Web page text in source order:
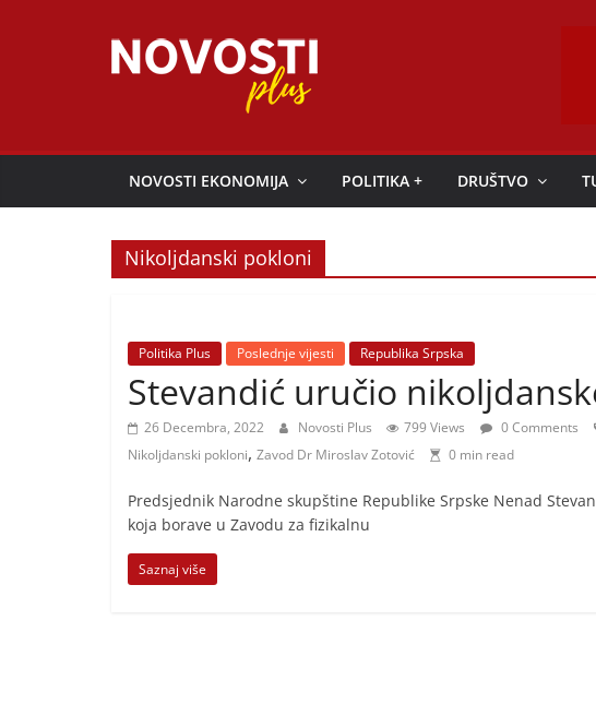
Novosti
Plus
r
NOVOSTI EKONOMIJA POLITIKA + DRUŠTVO
Nikoljdanski pokloni
Politika Plus Poslednje vijesti Republika Srpska
Stevandić uručio
26 Decembra, 2022 Novosti Plus 799 Views 0 Comments
Nikoljdanski pokloni, Zavod Dr Miroslav Zotović 0 min read
Predsjednik Narodne skupštine Republike Srpske Nenad
koja borave u Zavodu za fizikalnu
Saznaj više